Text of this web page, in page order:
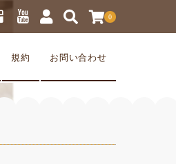
0
規約 お問い合わせ